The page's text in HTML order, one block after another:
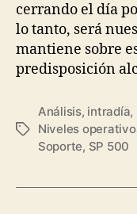
cerrando el día
lo tanto, será
mantiene sobre
predisposición
Etiquetas
Análisis, intradía,
Niveles
Soporte, SP 500